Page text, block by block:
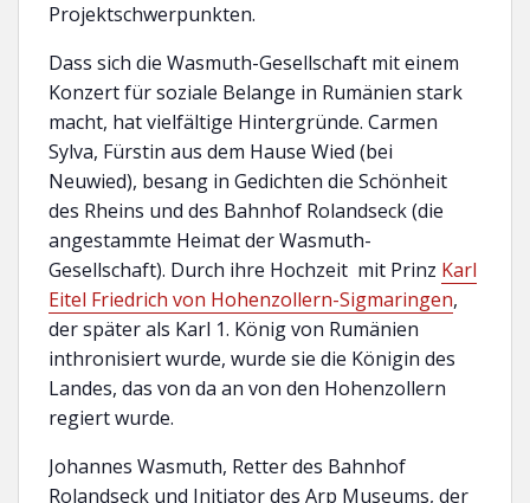
Projektschwerpunkten.
Dass sich die Wasmuth-Gesellschaft mit einem
Konzert für soziale Belange in Rumänien stark
macht, hat vielfältige Hintergründe. Carmen
Sylva, Fürstin aus dem Hause Wied (bei
Neuwied), besang in Gedichten die Schönheit
des Rheins und des Bahnhof Rolandseck (die
angestammte Heimat der Wasmuth-
Gesellschaft). Durch ihre Hochzeit mit Prinz Karl
Eitel Friedrich von Hohenzollern-Sigmaringen,
der später als Karl 1. König von Rumänien
inthronisiert wurde, wurde sie die Königin des
Landes, das von da an von den Hohenzollern
regiert wurde.
Johannes Wasmuth, Retter des Bahnhof
Rolandseck und Initiator des Arp Museums, der